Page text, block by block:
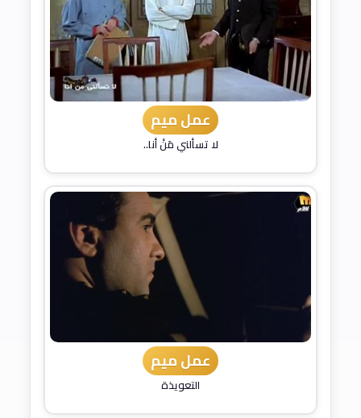
عمل ميم
لا تسألني مَنْ أنا..
عمل ميم
التعويذة